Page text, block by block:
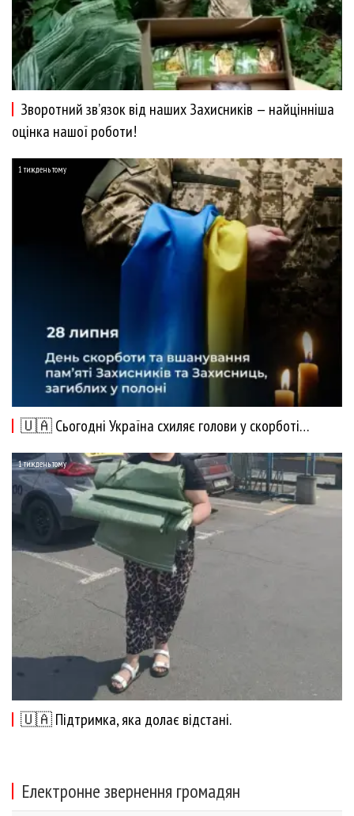
Зворотний зв’язок від наших Захисників — найцінніша
оцінка нашої роботи!
1 тиждень тому
🇺🇦 Сьогодні Україна схиляє голови у скорботі…
1 тиждень тому
🇺🇦 Підтримка, яка долає відстані.
Електронне звернення громадян